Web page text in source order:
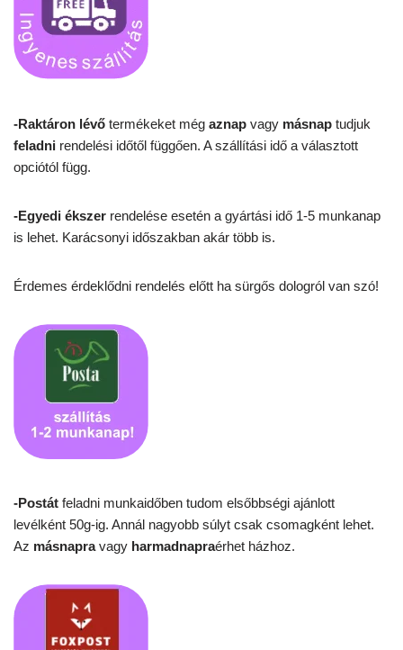
-Raktáron lévő termékeket még aznap vagy másnap tudjuk
feladni rendelési időtől függően. A szállítási idő a választott
opciótól függ.
-Egyedi ékszer rendelése esetén a gyártási idő 1-5 munkanap
is lehet. Karácsonyi időszakban akár több is.
Érdemes érdeklődni rendelés előtt ha sürgős dologról van szó!
-Postát feladni munkaidőben tudom elsőbbségi ajánlott
levélként 50g-ig. Annál nagyobb súlyt csak csomagként lehet.
Az másnapravagy harmadnapraérhet házhoz.